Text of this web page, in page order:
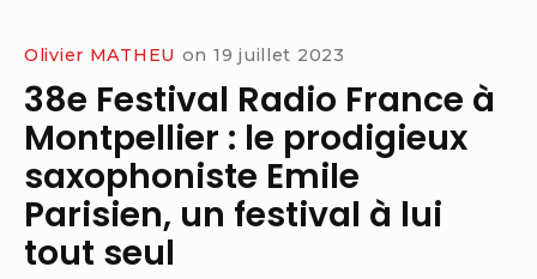
Olivier MATHEU on 19 juillet 2023
38e Festival Radio France à
Montpellier : le prodigieux
saxophoniste Emile
Parisien, un festival à lui
tout seul